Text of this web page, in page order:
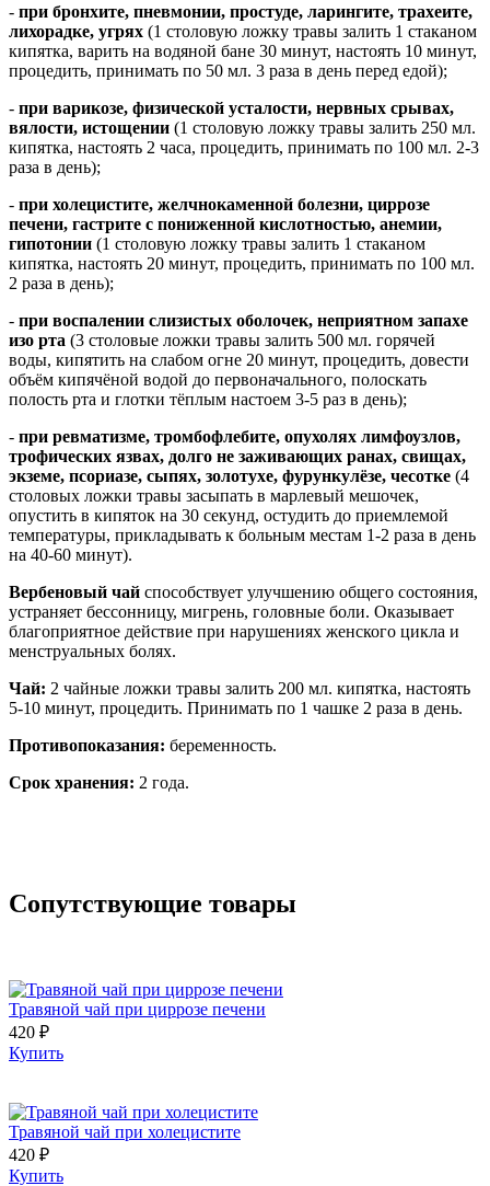
- при бронхите, пневмонии, простуде, ларингите, трахеите,
лихорадке, угрях (1 столовую ложку травы залить 1 стаканом
кипятка, варить на водяной бане 30 минут, настоять 10 минут,
процедить, принимать по 50 мл. 3 раза в день перед едой);
- при варикозе, физической усталости, нервных срывах,
вялости, истощении (1 столовую ложку травы залить 250 мл.
кипятка, настоять 2 часа, процедить, принимать по 100 мл. 2-3
раза в день);
- при холецистите, желчнокаменной болезни, циррозе
печени, гастрите с пониженной кислотностью, анемии,
гипотонии (1 столовую ложку травы залить 1 стаканом
кипятка, настоять 20 минут, процедить, принимать по 100 мл.
2 раза в день);
- при воспалении слизистых оболочек, неприятном запахе
изо рта (3 столовые ложки травы залить 500 мл. горячей
воды, кипятить на слабом огне 20 минут, процедить, довести
объём кипячёной водой до первоначального, полоскать
полость рта и глотки тёплым настоем 3-5 раз в день);
- при ревматизме, тромбофлебите, опухолях лимфоузлов,
трофических язвах, долго не заживающих ранах, свищах,
экземе, псориазе, сыпях, золотухе, фурункулёзе, чесотке (4
столовых ложки травы засыпать в марлевый мешочек,
опустить в кипяток на 30 секунд, остудить до приемлемой
температуры, прикладывать к больным местам 1-2 раза в день
на 40-60 минут).
Вербеновый чай способствует улучшению общего состояния,
устраняет бессонницу, мигрень, головные боли. Оказывает
благоприятное действие при нарушениях женского цикла и
менструальных болях.
Чай: 2 чайные ложки травы залить 200 мл. кипятка, настоять
5-10 минут, процедить. Принимать по 1 чашке 2 раза в день.
Противопоказания: беременность.
Срок хранения: 2 года.
Сопутствующие товары
Травяной чай при циррозе печени
420 ₽
Купить
Травяной чай при холецистите
420 ₽
Купить